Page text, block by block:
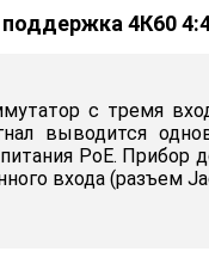
4К60
с тремя
выводится
PoE.
входа